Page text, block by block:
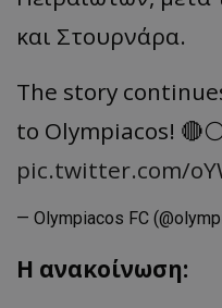
και Στουρνάρα.
The story
to Olympiacos!
pic.twitter.com/
— Olympiacos FC
Η ανακοίνωση: